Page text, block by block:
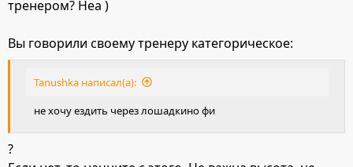
тренером? Неа )
Вы говорили своему тренеру категорическое:
Tanushka написал(а):
не хочу ездить через лошадкино фи
?